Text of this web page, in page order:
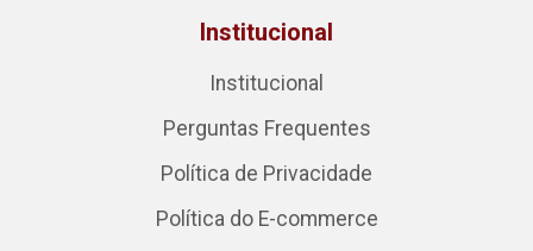
Institucional
Institucional
Perguntas Frequentes
Política de Privacidade
Política do E-commerce